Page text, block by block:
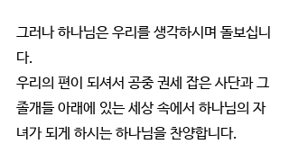
그러나 하나님은 우리를 생각하시며 돌보십니
다.
우리의 편이 되셔서 공중 권세 잡은 사단과 그
졸개들 아래에 있는 세상 속에서 하나님의 자
녀가 되게 하시는 하나님을 찬양합니다.